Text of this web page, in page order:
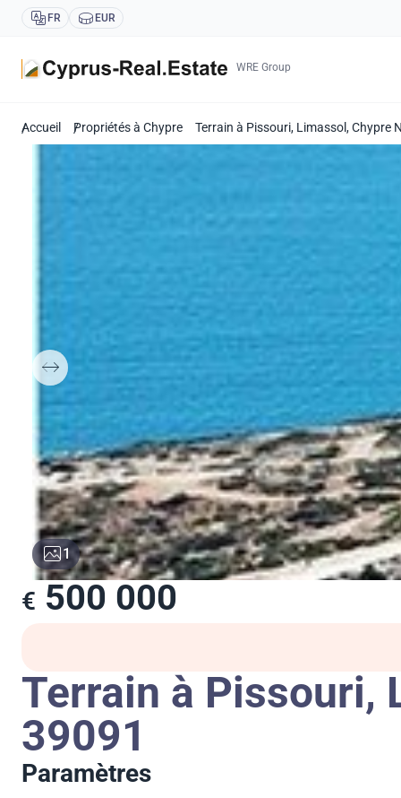
FR EUR
WRE Group
Accueil Propriétés à Chypre Terrain à Pissouri, Limassol, Chypre
1
€ 500 000
Terrain à Pissouri,
39091
Paramètres